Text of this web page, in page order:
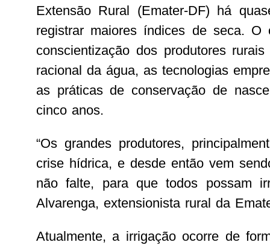
Extensão Rural (Emater-DF) há
registrar maiores índices de seca. O
conscientização dos produtores
racional da água, as tecnologias
as práticas de conservação de
cinco anos.
“Os grandes produtores,
crise hídrica, e desde então vem
não falte, para que todos possam
Alvarenga, extensionista rural da
Atualmente, a irrigação ocorre de